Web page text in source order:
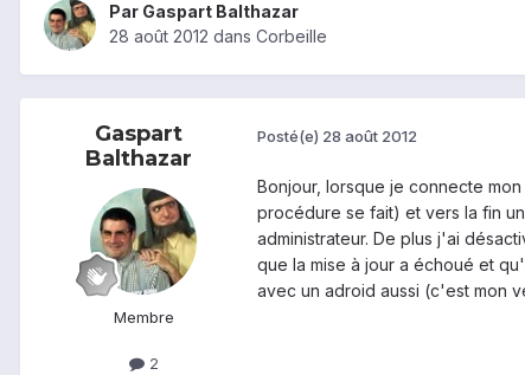
Par Gaspart Balthazar
28 août 2012 dans Corbeille
Gaspart
Balthazar
Membre
2
Posté(e) 28 août 2012
Bonjour, lorsque je connecte
procédure se fait) et vers la fin
administrateur. De plus j'ai
que la mise à jour a échoué et
avec un adroid aussi (c'est mon